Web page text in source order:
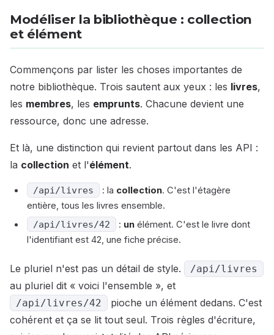
Modéliser la bibliothèque : collection
et élément
Commençons par lister les choses importantes de
notre bibliothèque. Trois sautent aux yeux : les livres,
les membres, les emprunts. Chacune devient une
ressource, donc une adresse.
Et là, une distinction qui revient partout dans les API :
la collection et l'élément.
/api/livres : la collection. C'est l'étagère
entière, tous les livres ensemble.
/api/livres/42 : un élément. C'est le livre dont
l'identifiant est 42, une fiche précise.
Le pluriel n'est pas un détail de style. /api/livres
au pluriel dit « voici l'ensemble », et
/api/livres/42
pioche un élément dedans. C'est
cohérent et ça se lit tout seul. Trois règles d'écriture,